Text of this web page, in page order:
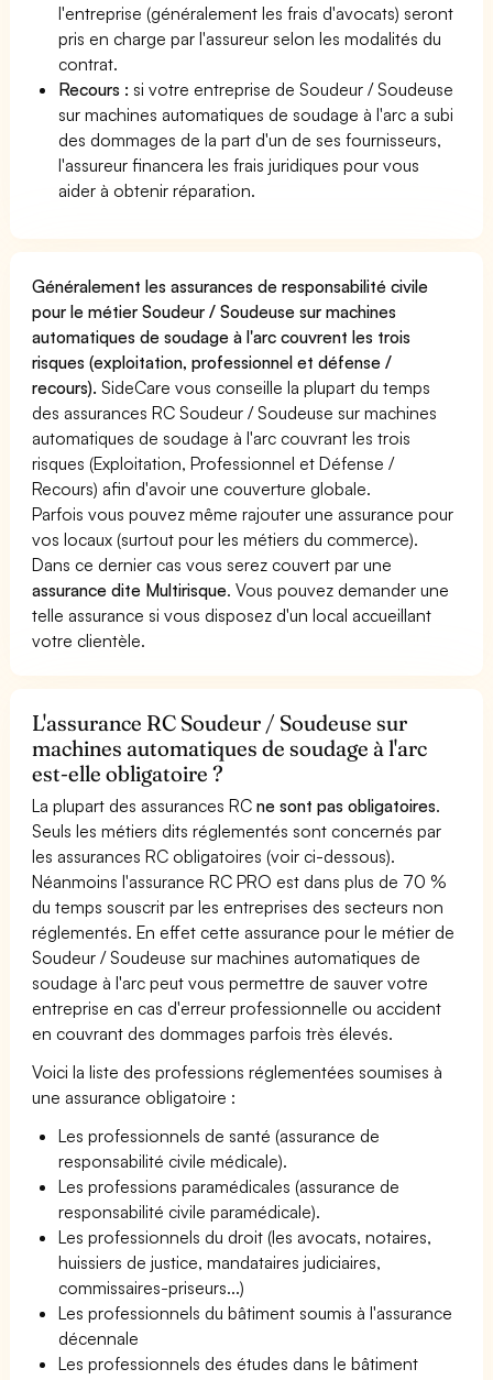
l'entreprise (généralement les frais d'avocats) seront
pris en charge par l'assureur selon les modalités du
contrat.
Recours : si votre entreprise de Soudeur / Soudeuse
sur machines automatiques de soudage à l'arc a subi
des dommages de la part d'un de ses fournisseurs,
l'assureur financera les frais juridiques pour vous
aider à obtenir réparation.
Généralement les assurances de responsabilité civile
pour le métier Soudeur / Soudeuse sur machines
automatiques de soudage à l'arc couvrent les trois
risques (exploitation, professionnel et défense /
recours). SideCare vous conseille la plupart du temps
des assurances RC Soudeur / Soudeuse sur machines
automatiques de soudage à l'arc couvrant les trois
risques (Exploitation, Professionnel et Défense /
Recours) afin d'avoir une couverture globale.
Parfois vous pouvez même rajouter une assurance pour
vos locaux (surtout pour les métiers du commerce).
Dans ce dernier cas vous serez couvert par une
assurance dite Multirisque. Vous pouvez demander une
telle assurance si vous disposez d'un local accueillant
votre clientèle.
L'assurance RC Soudeur / Soudeuse sur
machines automatiques de soudage à l'arc
est-elle obligatoire ?
La plupart des assurances RCne sont pas obligatoires.
Seuls les métiers dits réglementés sont concernés par
les assurances RC obligatoires (voir ci-dessous).
Néanmoins l'assurance RC PRO est dans plus de 70 %
du temps souscrit par les entreprises des secteurs non
réglementés. En effet cette assurance pour le métier de
Soudeur / Soudeuse sur machines automatiques de
soudage à l'arc peut vous permettre de sauver votre
entreprise en cas d'erreur professionnelle ou accident
en couvrant des dommages parfois très élevés.
Voici la liste des professions réglementées soumises à
une assurance obligatoire :
Les professionnels de santé (assurance de
responsabilité civile médicale).
Les professions paramédicales (assurance de
responsabilité civile paramédicale).
Les professionnels du droit (les avocats, notaires,
huissiers de justice, mandataires judiciaires,
commissaires-priseurs...)
Les professionnels du bâtiment soumis à l'assurance
décennale
Les professionnels des études dans le bâtiment